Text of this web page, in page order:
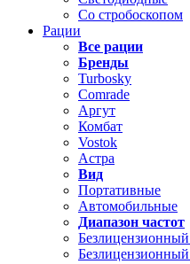
Со стробоскопом
Рации
Все рации
Бренды
Turbosky
Comrade
Аргут
Комбат
Vostok
Астра
Вид
Портативные
Автомобильные
Диапазон частот